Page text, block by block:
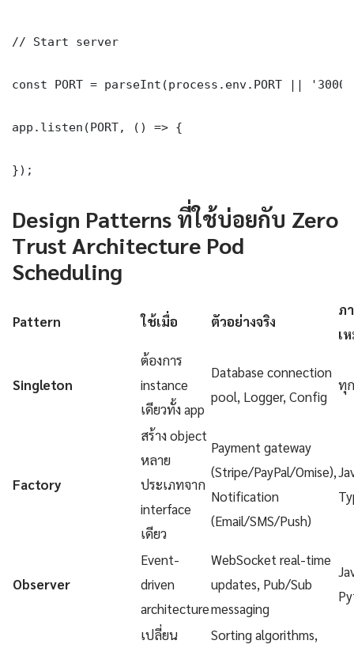
// Start server
const PORT = parseInt(process.env.PORT ||
app.listen(PORT, () => {
});
Design Patterns ที่ใช้บ่อยกับ Zero
Trust Architecture Pod
Scheduling
Pattern ใช้เมื่อ ตัวอย่างจริง
ภ
เ
Singleton
ต้องการ
instance
เดียวทั้ง app
Database connection
pool, Logger, Config
ทุ
Factory
สร้าง object
หลาย
ประเภทจาก
interface
เดียว
Payment gateway
(Stripe/PayPal/Omise),
Notification
(Email/SMS/Push)
Observer
Event-
driven
architecture
WebSocket real-time
updates, Pub/Sub
messaging
เปลี่ยน Sorting algorithms,